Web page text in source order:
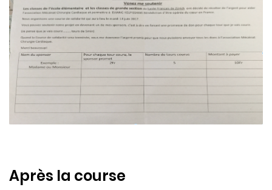
Après la course